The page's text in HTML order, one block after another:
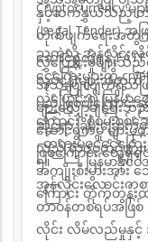
နှင့်ဆက်နွှယ်သည့် တရာ
တိုက်ဖျက်ရေးအ
ဆောင်ရွက်ရန် FATF
လုပ်ငန်းများအတွက်
မည် ဖြစ်ပါကြောင်
ဆိုင်ရာ ခြိမ်းခြောက်
သည် ရာဇဝတ်ဂိုဏ်းမ
အကျိုးစီးပွားအား
ကြောင်း တိုက်တွန်း
Cryptocurrencyမျ
(Legal Tender) အဖ
သကဲ့သို့ အွန်လိုင်းလိမ်
ငွေကြေးများကို
လွှဲပြောင်း၍ မြန်မ
ကြောင်း စုံစမ်းစစ်
တရားမဝင်ငွေကြေး
လွှဲပြောင်းမှုများသ
အသုံးပြုလျက်ရှိသဖြ
များလျှော့ချရေး
ဆောင်ရွက်မှု များ
ဖြစ်ကြောင်း တွေ့ရှိ
၅။ မြန်မာနိုင်ငံ
အွန်လိုင်းလောင်းကစာ
တာဝန်တစ်ရပ်အဖြ
လိုင်း လိမ်လည်မှုနှင့်